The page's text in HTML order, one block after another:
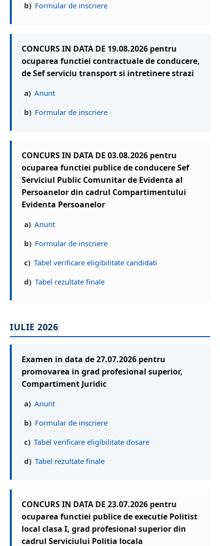
b) Formular de inscriere
CONCURS IN DATA DE 19.08.2026 pentru
ocuparea functiei contractuale de conducere,
de Sef serviciu transport si intretinere strazi
a) Anunt
b) Formular de inscriere
CONCURS IN DATA DE 03.08.2026 pentru
ocuparea functiei publice de conducere Sef
Serviciul Public Comunitar de Evidenta al
Persoanelor din cadrul Compartimentului
Evidenta Persoanelor
a) Anunt
b) Formular de inscriere
c) Tabel verificare eligibilitate candidati
d) Tabel rezultate finale
IULIE 2026
Examen in data de 27.07.2026 pentru
promovarea in grad profesional superior,
Compartiment Juridic
a) Anunt
b) Formular de inscriere
c) Tabel verificare eligibilitate dosare
d) Tabel rezultate finale
CONCURS IN DATA DE 23.07.2026 pentru
ocuparea functiei publice de executie Politist
local clasa I, grad profesional superior din
cadrul Serviciului Politia locala